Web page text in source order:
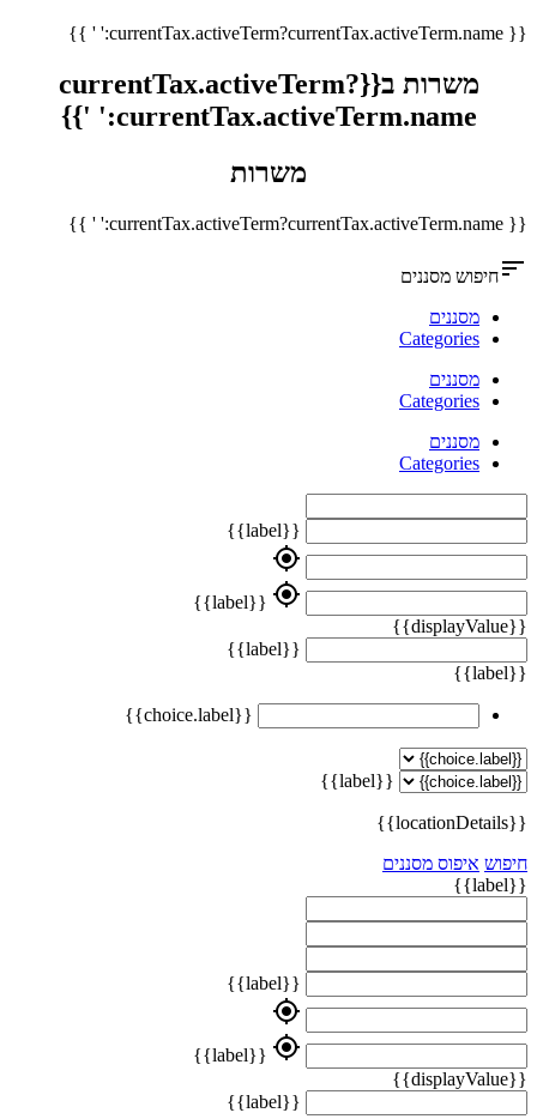
{{ currentTax.activeTerm?currentTax.activeTerm.name:' ' }}
משרות ב{{currentTax.activeTerm?
currentTax.activeTerm.name:' '}}
משרות
{{ currentTax.activeTerm?currentTax.activeTerm.name:' ' }}
sortחיפוש מסננים
מסננים
Categories
מסננים
Categories
מסננים
Categories
{{label}}
my_location
my_location
{{label}}
{{displayValue}}
{{label}}
{{label}}
{{choice.label}}
{{label}}
{{locationDetails}}
חיפוש איפוס מסננים
{{label}}
{{label}}
my_location
my_location
{{label}}
{{displayValue}}
{{label}}